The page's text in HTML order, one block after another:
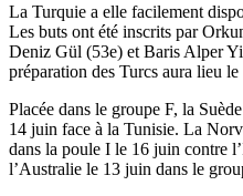
La Turquie a elle facilement
Les buts ont été inscrits par
Deniz Gül (53e) et Baris Alper
préparation des Turcs aura lieu
Placée dans le groupe F, la
14 juin face à la Tunisie. La
dans la poule I le 16 juin contre
l’Australie le 13 juin dans le